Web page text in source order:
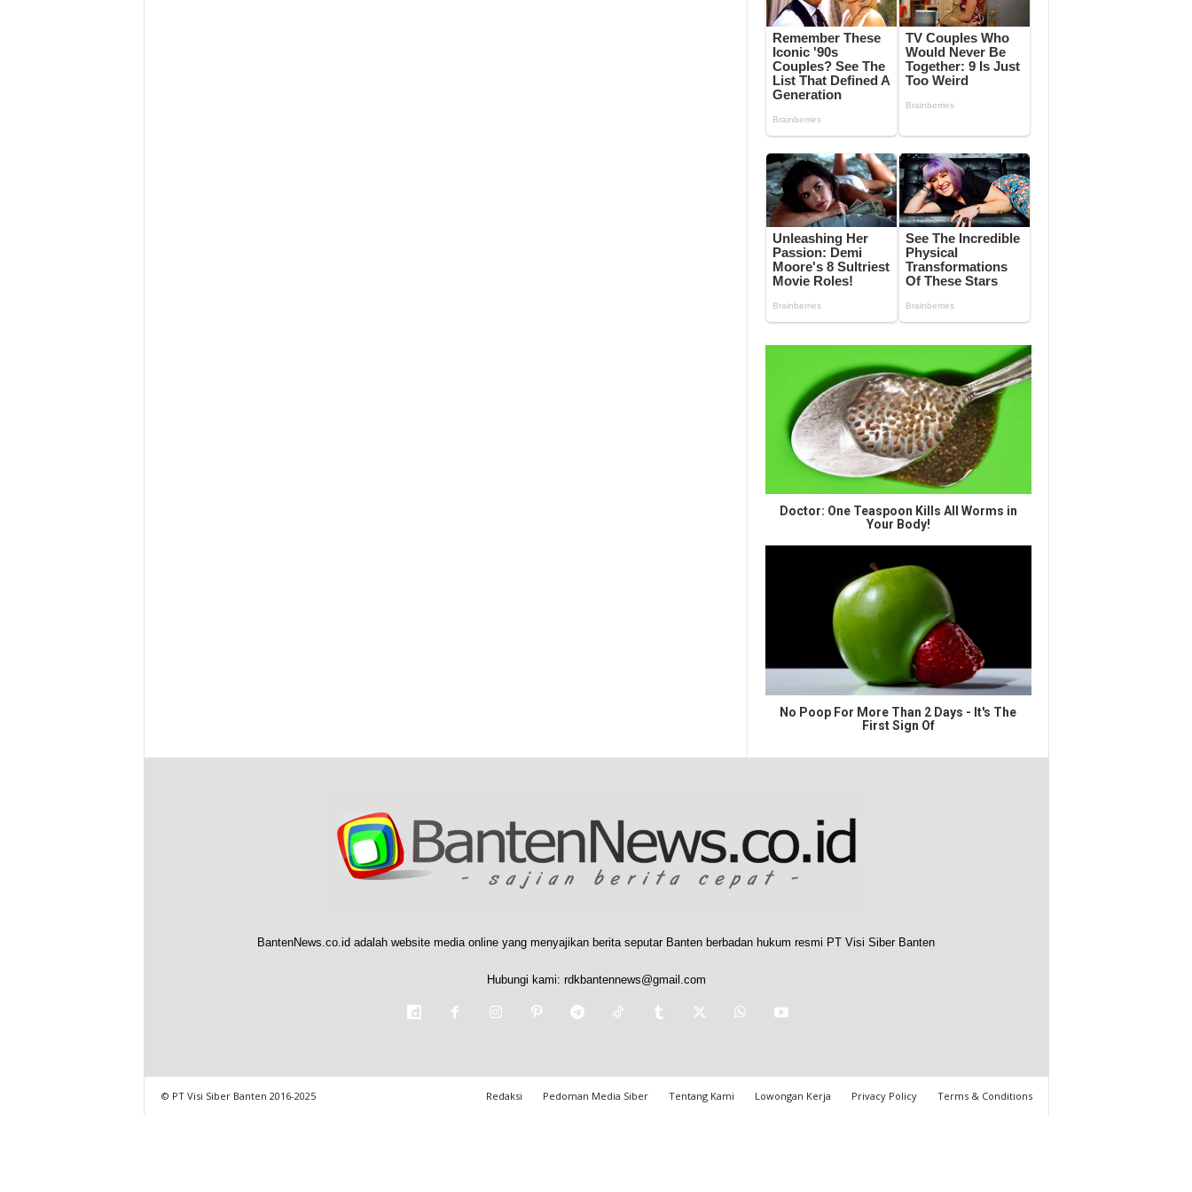
Doctor: One Teaspoon Kills All Worms in
Your Body!
No Poop For More Than 2 Days - It's The
First Sign Of
BantenNews.co.id adalah website media online yang menyajikan berita seputar Banten berbadan hukum resmi PT Visi Siber Banten
Hubungi kami: rdkbantennews@gmail.com
Redaksi Pedoman Media Siber Tentang Kami Lowongan Kerja Privacy Policy Terms & Conditions
© PT Visi Siber Banten 2016-2025